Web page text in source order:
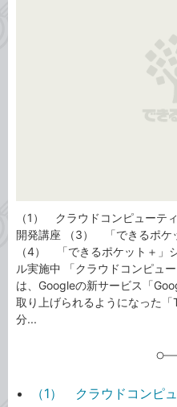
（1） クラウドコンピューテ
開発講座 （3） 「できるポ
（4） 「できるポケット＋」
ル実施中 「クラウドコンピュ
は、Googleの新サービス「
取り上げられるようになった
分...
（1） クラウドコンピ